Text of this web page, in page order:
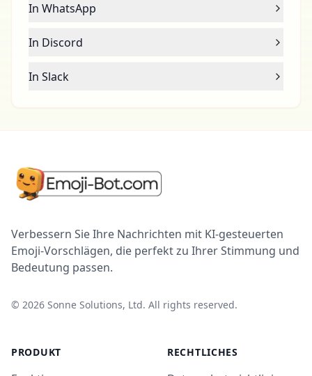
In WhatsApp
In Discord
In Slack
Verbessern Sie Ihre Nachrichten mit KI-gesteuerten
Emoji-Vorschlägen, die perfekt zu Ihrer Stimmung und
Bedeutung passen.
© 2026 Sonne Solutions, Ltd. All rights reserved.
PRODUKT RECHTLICHES